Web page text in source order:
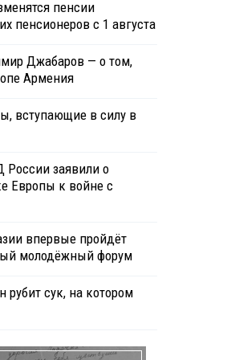
пенсии
пенсионеров с 1 августа
Джабаров — о том,
Армения
вступающие в силу в
заявили о
Европы к войне с
впервые пройдёт
молодёжный форум
рубит сук, на котором